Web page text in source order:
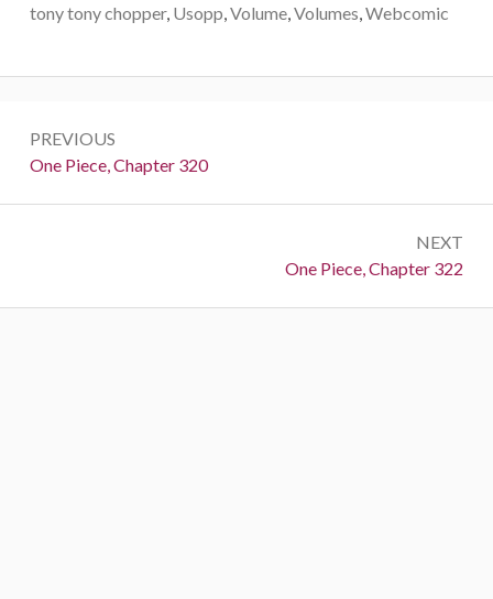
tony tony chopper, Usopp Volume, Volumes Webcomic
navigation
PREVIOUS
Previous:
One Piece, Chapter 320
NEXT
Next:
One Piece, Chapter 322